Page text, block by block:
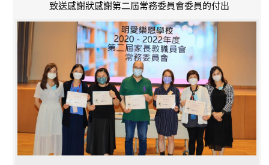
致送感謝狀感謝第二屆常務委員會委員的付出